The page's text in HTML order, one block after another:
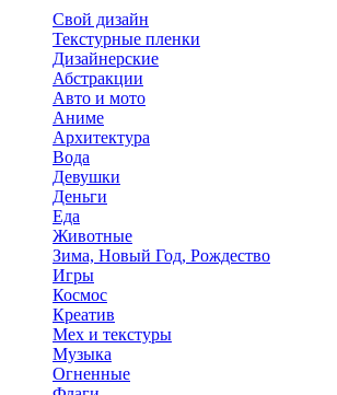
Свой дизайн
Текстурные пленки
Дизайнерские
Абстракции
Авто и мото
Аниме
Архитектура
Вода
Девушки
Деньги
Еда
Животные
Зима, Новый Год, Рождество
Игры
Космос
Креатив
Мех и текстуры
Музыка
Огненные